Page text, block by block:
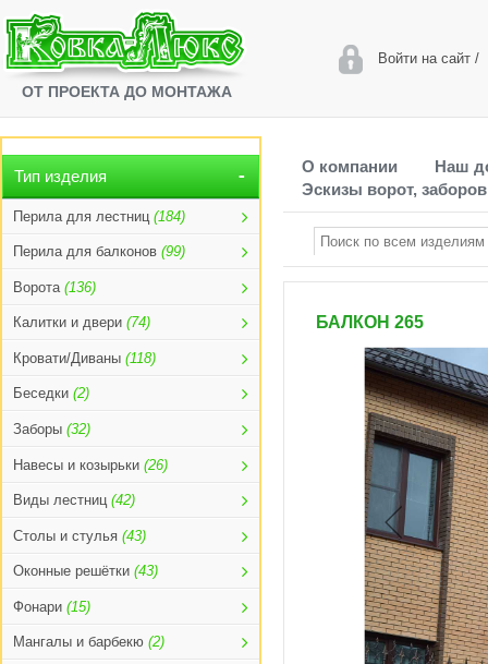
ОТ ПРОЕКТА ДО МОНТАЖА
Войти на сайт/
Тип изделия
Перила для лестниц (184)
Перила для балконов (99)
Ворота (136)
Калитки и двери (74)
Кровати/Диваны (118)
Беседки (2)
Заборы (32)
Навесы и козырьки (26)
Виды лестниц (42)
Столы и стулья (43)
Оконные решётки (43)
Фонари (15)
Мангалы и барбекю (2)
О компании
Наш
Эскизы ворот, заборов
БАЛКОН 265